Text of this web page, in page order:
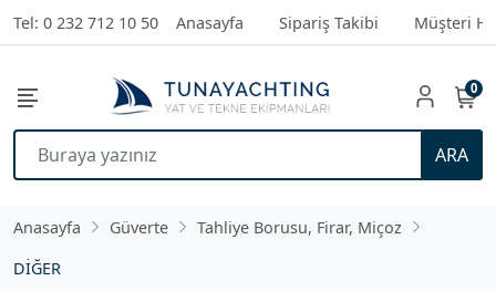
Tel: 0 232 712 10 50 Anasayfa Sipariş Takibi Müşteri
ARA
0
Anasayfa Güverte
Tahliye Borusu, Firar, Miçoz
DİĞER